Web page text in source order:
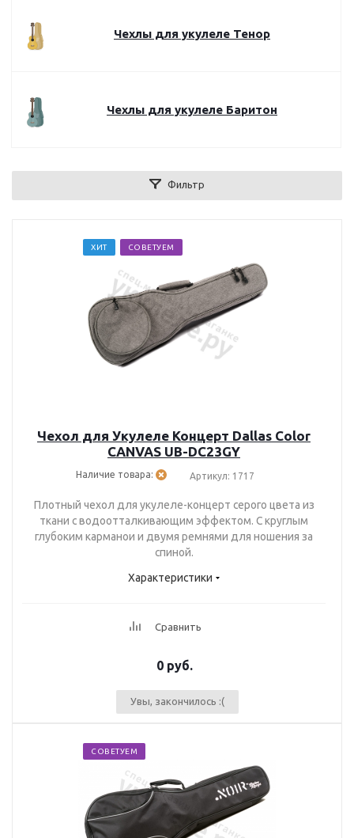
Чехлы для укулеле Тенор
Чехлы для укулеле Баритон
Фильтр
ХИТ СОВЕТУЕМ
Чехол для Укулеле Концерт Dallas Color
CANVAS UB-DC23GY
Наличие товара: Артикул: 1717
Плотный чехол для укулеле-концерт серого цвета из
ткани с водоотталкивающим эффектом. С круглым
глубоким карманои и двумя ремнями для ношения за
спиной.
Характеристики
Сравнить
0 руб.
Увы, закончилось :(
СОВЕТУЕМ